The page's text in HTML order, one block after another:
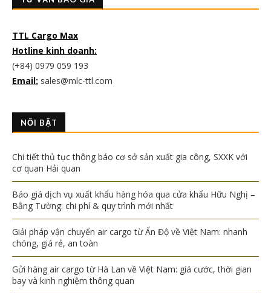
TTL Cargo Max
Hotline kinh doanh:
(+84) 0979 059 193
Email: sales@mlc-ttl.com
NỔI BẬT
Chi tiết thủ tục thông báo cơ sở sản xuất gia công, SXXK với
cơ quan Hải quan
Báo giá dịch vụ xuất khẩu hàng hóa qua cửa khẩu Hữu Nghị –
Bằng Tường: chi phí & quy trình mới nhất
Giải pháp vận chuyển air cargo từ Ấn Độ về Việt Nam: nhanh
chóng, giá rẻ, an toàn
Gửi hàng air cargo từ Hà Lan về Việt Nam: giá cước, thời gian
bay và kinh nghiệm thông quan